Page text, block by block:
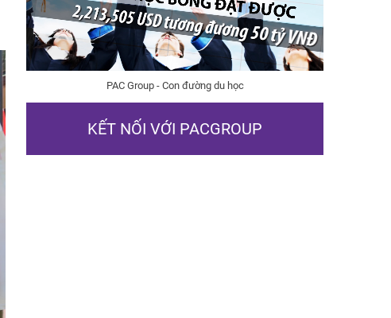
PAC Group - Con đường du học
KẾT NỐI VỚI PACGROUP